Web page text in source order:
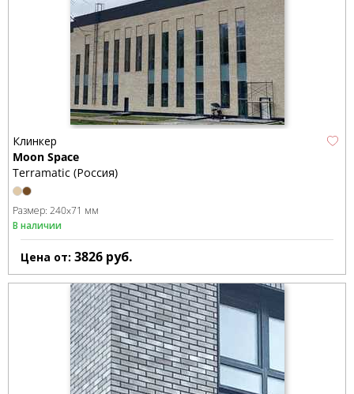
Клинкер
Moon Space
Terramatic (Россия)
Размер: 240x71 мм
В наличии
Цена от: 3826 руб.